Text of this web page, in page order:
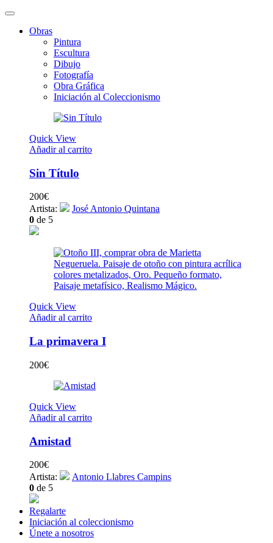
Obras
Pintura
Escultura
Dibujo
Fotografía
Obra Gráfica
Iniciación al Coleccionismo
Quick View
Añadir al carrito
Sin Título
200€
Artista:
José Antonio Quintana
0 de 5
Quick View
Añadir al carrito
La primavera I
200€
Quick View
Añadir al carrito
Amistad
200€
Artista:
Antonio Llabres Campins
0 de 5
Regalarte
Iniciación al coleccionismo
Únete a nosotros